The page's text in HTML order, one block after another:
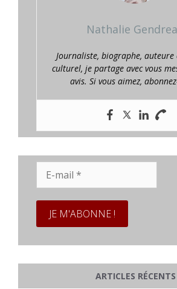
Nathalie
Journaliste, biographe,
culturel, je partage avec vous
avis. Si vous aimez,
mail
ARTICLES RÉCENTS